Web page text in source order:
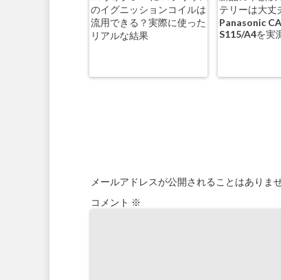
のイグニッションコイルは
流用できる？実際に使った
リアルな結果
テリーは大丈
Panasonic
S115/A4を実
メールアドレスが公開されることはありませ
コメント ※